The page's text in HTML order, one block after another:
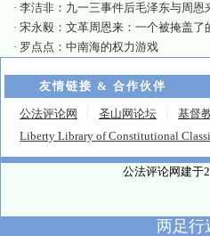
· 李洁非：九一三事件后毛泽东与周恩
· 宋永毅：文革周恩来：一个被掩盖了
· 罗点点：中南海的权力游戏
友情链接 & 合作伙伴
公法评论网 圣山网论坛 基督
Liberty Library of Constitutional
公法评论网建于
两足行